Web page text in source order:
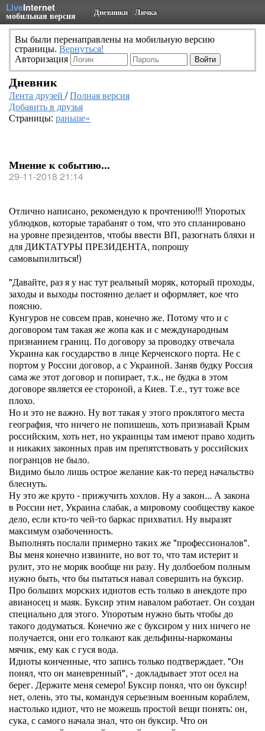
LiveInternet
мобильная версия Дневники Личка
Вы были перенаправлены на мобильную версию
страницы. Вернуться!
Авторизация
Дневник
Лента друзей /Полная версия
Добавить в друзья
Страницы: раньше»
Мнение к событию...
29-11-2018 21:14
Отлично написано, рекомендую к прочтению!!! Упоротых
ублюдков, которые тарабанят о том, что это спланировано
на уровне президентов, чтобы ввести ВП, разогнать бляхи и
для ДИКТАТУРЫ ПРЕЗИДЕНТА, попрошу
самовыпилиться!)
"Давайте, раз я у нас тут реальный моряк, который проходы,
заходы и выходы постоянно делает и оформляет, кое что
поясню.
Кунгуров не совсем прав, конечно же. Потому что и с
договором там такая же жопа как и с международным
признанием границ. По договору за проводку отвечала
Украина как государство в лице Керченского порта. Не с
портом у России договор, а с Украиной. Заняв будку Россия
сама же этот договор и попирает, т.к., не будка в этом
договоре является ее стороной, а Киев. Т.е., тут тоже все
плохо.
Но и это не важно. Ну вот такая у этого проклятого места
география, что ничего не попишешь, хоть признавай Крым
российским, хоть нет, но украинцы там имеют право ходить
и никаких законных прав им препятствовать у российских
погранцов не было.
Видимо было лишь острое желание как-то перед начальство
блеснуть.
Ну это же круто - прижучить хохлов. Ну а закон... А закона
в России нет, Украина слабак, а мировому сообществу какое
дело, если кто-то чей-то баркас прихватил. Ну выразят
максимум озабоченность.
Выполнять послали примерно таких же "профессионалов".
Вы меня конечно извините, но вот то, что там истерит и
рулит, это не моряк вообще ни разу. Ну долбоебом полным
нужно быть, что бы пытаться навал совершить на буксир.
Про больших морских идиотов есть только в анекдоте про
авианосец и маяк. Буксир этим навалом работает. Он создан
специально для этого. Упоротым нужно быть чтобы до
такого додуматься. Конечно же с буксиром у них ничего не
получается, они его толкают как дельфины-наркоманы
мячик, ему как с гуся вода.
Идиоты конченные, что запись только подтверждает. "Он
понял, что он маневренный", - докладывает этот осел на
берег. Держите меня семеро! Буксир понял, что он буксир!
нет, олень, это ты, командуя серьезным военным кораблем,
настолько идиот, что не можешь простой вещи понять: он,
сука, с самого начала знал, что он буксир. Что он